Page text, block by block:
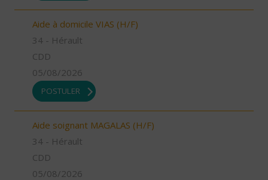
Aide à domicile VIAS (H/F)
34 - Hérault
CDD
05/08/2026
POSTULER
Aide soignant MAGALAS (H/F)
34 - Hérault
CDD
05/08/2026